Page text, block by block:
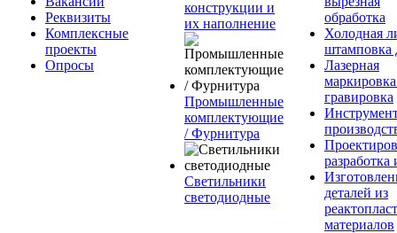
Реквизиты
Комплексные
проекты
Опросы
конструкции и
их наполнение
Промышленные
комплектующие
/ Фурнитура
Светильники
светодиодные
обработка
Холодная
штамповка
Лазерная
гравировка
разработка
деталей из
материалов